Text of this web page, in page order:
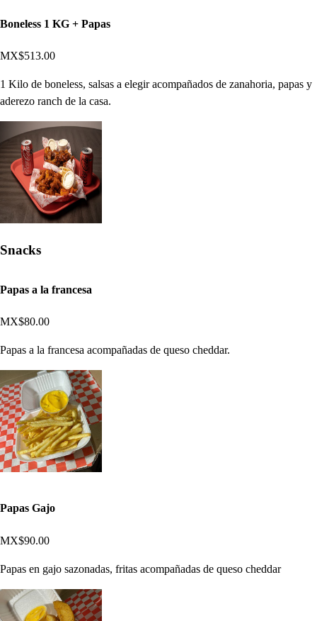
Boneless 1 KG + Papas
MX$513.00
1 Kilo de boneless, salsas a elegir acompañados de zanahoria, papas y
aderezo ranch de la casa.
Snacks
Papas a la francesa
MX$80.00
Papas a la francesa acompañadas de queso cheddar.
Papas Gajo
MX$90.00
Papas en gajo sazonadas, fritas acompañadas de queso cheddar